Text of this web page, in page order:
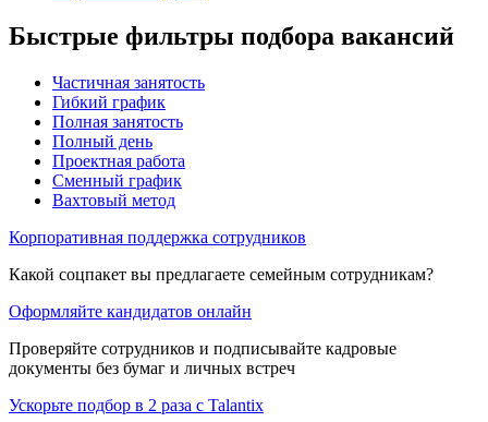
Быстрые фильтры подбора вакансий
Частичная занятость
Гибкий график
Полная занятость
Полный день
Проектная работа
Сменный график
Вахтовый метод
Корпоративная поддержка сотрудников
Какой соцпакет вы предлагаете семейным сотрудникам?
Оформляйте кандидатов онлайн
Проверяйте сотрудников и подписывайте кадровые
документы без бумаг и личных встреч
Ускорьте подбор в 2 раза с Talantix